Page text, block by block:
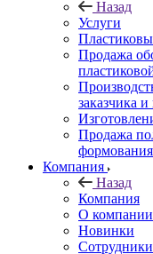
Назад
Услуги
Продажа
заказчика и
Продажа
формования
Компания
Назад
Компания
О компании
Новинки
Сотрудники